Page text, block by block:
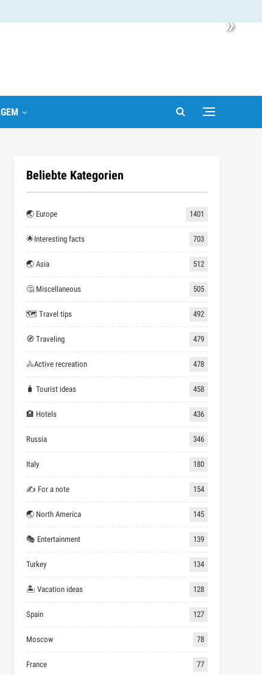
»
Beliebte Kategorien
🌏 Europe 1401
🌟Interesting facts 703
🌏 Asia 512
🤔 Miscellaneous 505
🗺 Travel tips 492
🧭 Traveling 479
🚴Active recreation 478
🧳 Tourist ideas 458
🏨 Hotels 436
Russia 346
Italy 180
✍ For a note 154
🌏 North America 145
🎭 Entertainment 139
Turkey 134
🏝 Vacation ideas 128
Spain 127
Moscow 78
France 77